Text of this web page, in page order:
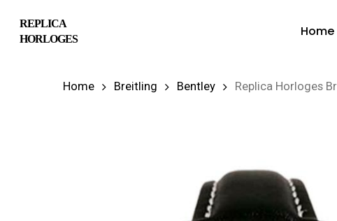
REPLICA
HORLOGES
Home
Home Breitling Bentley Replica Horloges